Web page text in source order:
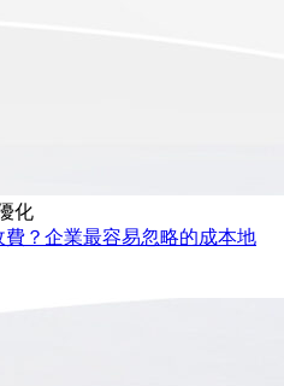
化
費？企業最容易忽略的成本地